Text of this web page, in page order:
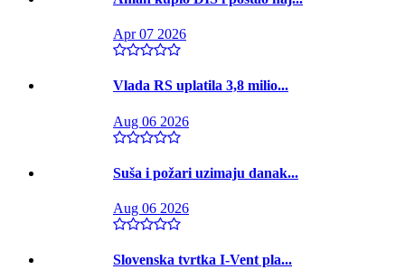
Apr 07 2026
Vlada RS uplatila 3,8 milio...
Aug 06 2026
Suša i požari uzimaju danak...
Aug 06 2026
Slovenska tvrtka I-Vent pla...